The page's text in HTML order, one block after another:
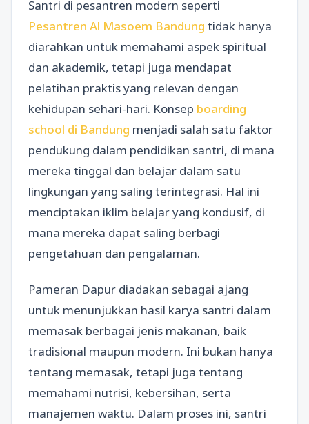
Santri di pesantren modern seperti
Pesantren Al Masoem Bandung tidak hanya
diarahkan untuk memahami aspek spiritual
dan akademik, tetapi juga mendapat
pelatihan praktis yang relevan dengan
kehidupan sehari-hari. Konsep boarding
school di Bandung menjadi salah satu faktor
pendukung dalam pendidikan santri, di mana
mereka tinggal dan belajar dalam satu
lingkungan yang saling terintegrasi. Hal ini
menciptakan iklim belajar yang kondusif, di
mana mereka dapat saling berbagi
pengetahuan dan pengalaman.
Pameran Dapur diadakan sebagai ajang
untuk menunjukkan hasil karya santri dalam
memasak berbagai jenis makanan, baik
tradisional maupun modern. Ini bukan hanya
tentang memasak, tetapi juga tentang
memahami nutrisi, kebersihan, serta
manajemen waktu. Dalam proses ini, santri